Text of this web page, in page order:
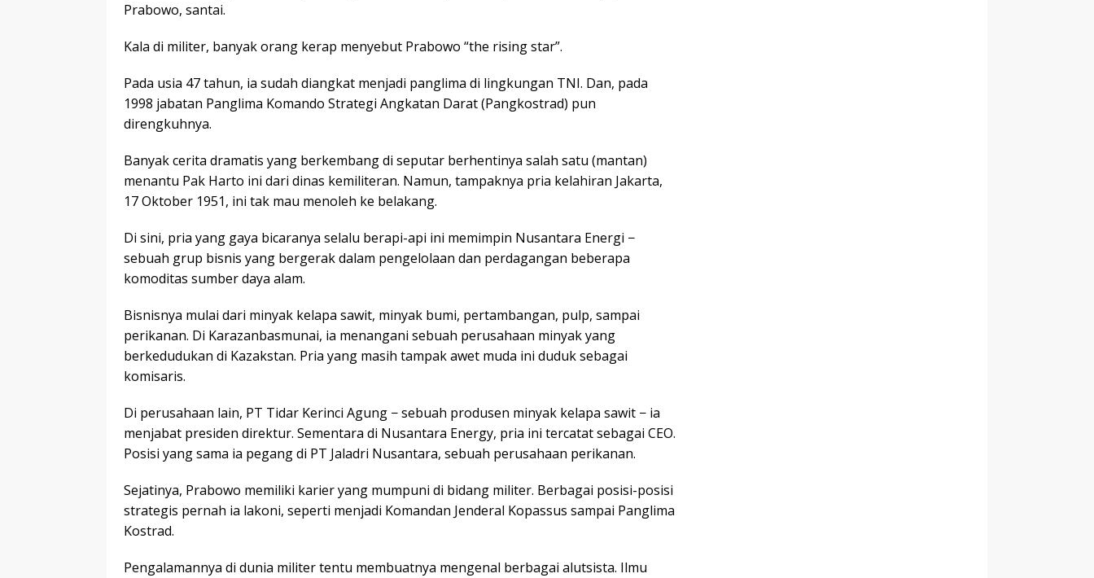
Prabowo, santai.
Kala di militer, banyak orang kerap menyebut Prabowo “the rising star”.
Pada usia 47 tahun, ia sudah diangkat menjadi panglima di lingkungan TNI. Dan, pada
1998 jabatan Panglima Komando Strategi Angkatan Darat (Pangkostrad) pun
direngkuhnya.
Banyak cerita dramatis yang berkembang di seputar berhentinya salah satu (mantan)
menantu Pak Harto ini dari dinas kemiliteran. Namun, tampaknya pria kelahiran Jakarta,
17 Oktober 1951, ini tak mau menoleh ke belakang.
Di sini, pria yang gaya bicaranya selalu berapi-api ini memimpin Nusantara Energi −
sebuah grup bisnis yang bergerak dalam pengelolaan dan perdagangan beberapa
komoditas sumber daya alam.
Bisnisnya mulai dari minyak kelapa sawit, minyak bumi, pertambangan, pulp, sampai
perikanan. Di Karazanbasmunai, ia menangani sebuah perusahaan minyak yang
berkedudukan di Kazakstan. Pria yang masih tampak awet muda ini duduk sebagai
komisaris.
Di perusahaan lain, PT Tidar Kerinci Agung − sebuah produsen minyak kelapa sawit − ia
menjabat presiden direktur. Sementara di Nusantara Energy, pria ini tercatat sebagai CEO.
Posisi yang sama ia pegang di PT Jaladri Nusantara, sebuah perusahaan perikanan.
Sejatinya, Prabowo memiliki karier yang mumpuni di bidang militer. Berbagai posisi-posisi
strategis pernah ia lakoni, seperti menjadi Komandan Jenderal Kopassus sampai Panglima
Kostrad.
Pengalamannya di dunia militer tentu membuatnya mengenal berbagai alutsista. Ilmu